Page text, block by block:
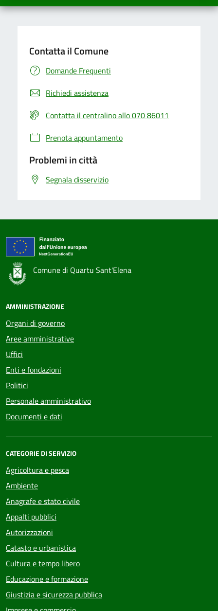
Contatta il Comune
Domande Frequenti
Richiedi assistenza
Contatta il centralino allo 070 86011
Prenota appuntamento
Problemi in città
Segnala disservizio
Comune di Quartu Sant'Elena
AMMINISTRAZIONE
Organi di governo
Aree amministrative
Uffici
Enti e fondazioni
Politici
Personale amministrativo
Documenti e dati
CATEGORIE DI SERVIZIO
Agricoltura e pesca
Ambiente
Anagrafe e stato civile
Appalti pubblici
Autorizzazioni
Catasto e urbanistica
Cultura e tempo libero
Educazione e formazione
Giustizia e sicurezza pubblica